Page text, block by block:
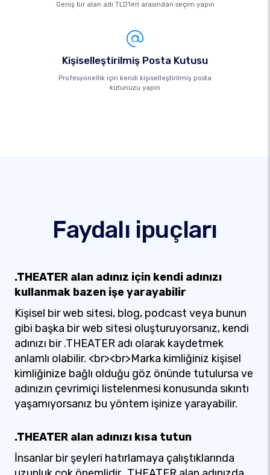
Geniş bir alan adı TLD'leri arasından seçim yapın
Kişiselleştirilmiş Posta Kutusu
Profesyonellik için kendi kişiselleştirilmiş posta
kutunuzu yapın
Faydalı ipuçları
.THEATER alan adınız için kendi adınızı
kullanmak bazen işe yarayabilir
Kişisel bir web sitesi, blog, podcast veya bunun
gibi başka bir web sitesi oluşturuyorsanız, kendi
adınızı bir .THEATER adı olarak kaydetmek
anlamlı olabilir. <br><br>Marka kimliğiniz kişisel
kimliğinize bağlı olduğu göz önünde tutulursa ve
adınızın çevrimiçi listelenmesi konusunda sıkıntı
yaşamıyorsanız bu yöntem işinize yarayabilir.
.THEATER alan adınızı kısa tutun
İnsanlar bir şeyleri hatırlamaya çalıştıklarında